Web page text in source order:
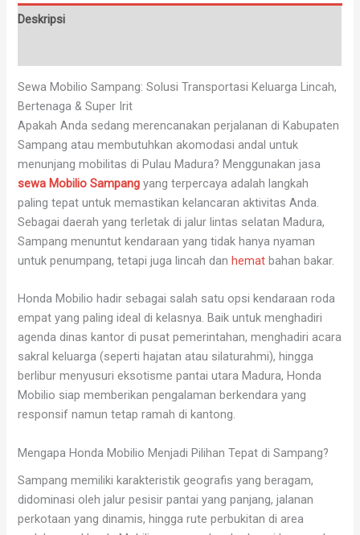
Deskripsi
Sewa Mobilio Sampang: Solusi Transportasi Keluarga Lincah,
Bertenaga & Super Irit
Apakah Anda sedang merencanakan perjalanan di Kabupaten
Sampang atau membutuhkan akomodasi andal untuk
menunjang mobilitas di Pulau Madura? Menggunakan jasa
sewa Mobilio Sampang yang terpercaya adalah langkah
paling tepat untuk memastikan kelancaran aktivitas Anda.
Sebagai daerah yang terletak di jalur lintas selatan Madura,
Sampang menuntut kendaraan yang tidak hanya nyaman
untuk penumpang, tetapi juga lincah danhemat bahan bakar.
Honda Mobilio hadir sebagai salah satu opsi kendaraan roda
empat yang paling ideal di kelasnya. Baik untuk menghadiri
agenda dinas kantor di pusat pemerintahan, menghadiri acara
sakral keluarga (seperti hajatan atau silaturahmi), hingga
berlibur menyusuri eksotisme pantai utara Madura, Honda
Mobilio siap memberikan pengalaman berkendara yang
responsif namun tetap ramah di kantong.
Mengapa Honda Mobilio Menjadi Pilihan Tepat di Sampang?
Sampang memiliki karakteristik geografis yang beragam,
didominasi oleh jalur pesisir pantai yang panjang, jalanan
perkotaan yang dinamis, hingga rute perbukitan di area